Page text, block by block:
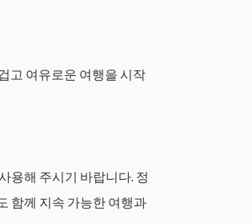
고 여유로운 여행을 시작
용해 주시기 바랍니다. 정
함께 지속 가능한 여행과